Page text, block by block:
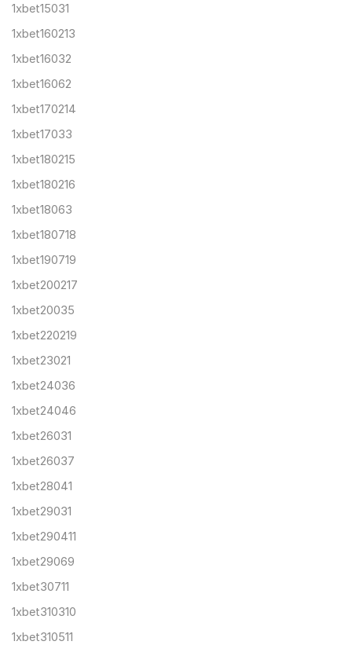
1xbet15031
1xbet160213
1xbet16032
1xbet16062
1xbet170214
1xbet17033
1xbet180215
1xbet180216
1xbet18063
1xbet180718
1xbet190719
1xbet200217
1xbet20035
1xbet220219
1xbet23021
1xbet24036
1xbet24046
1xbet26031
1xbet26037
1xbet28041
1xbet29031
1xbet290411
1xbet29069
1xbet30711
1xbet310310
1xbet310511